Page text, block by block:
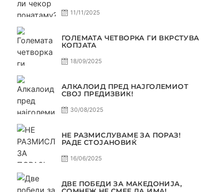
11/11/2025
ГОЛЕМАТА ЧЕТВОРКА ГИ ВКРСТУВА
КОПЈАТА
18/09/2025
АЛКАЛОИД ПРЕД НАЈГОЛЕМИОТ
СВОЈ ПРЕДИЗВИК!
30/08/2025
НЕ РАЗМИСЛУВАМЕ ЗА ПОРАЗ!
РАДЕ СТОЈАНОВИЌ
16/06/2025
ДВЕ ПОБЕДИ ЗА МАКЕДОНИЈА,